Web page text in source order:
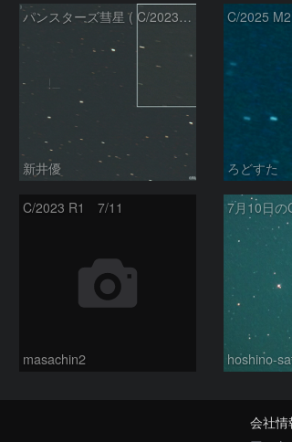
パンスターズ彗星 ( C/2023R1 )：2026/07/09
新井優
C/2025
ろどすた
C/2023 R1 7/11
masachin2 hoshino-
会社情